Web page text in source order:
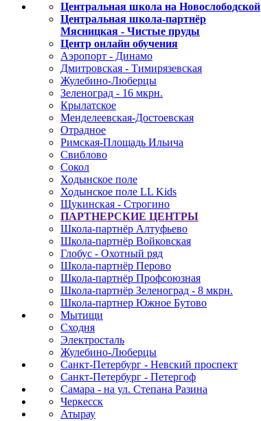
Центральная школа на Новослободской
Центральная школа-партнёр
Мясницкая - Чистые пруды
Центр онлайн обучения
Аэропорт - Динамо
Дмитровская - Тимирязевская
Жулебино-Люберцы
Зеленоград - 16 мкрн.
Крылатское
Менделеевская-Достоевская
Отрадное
Римская-Площадь Ильича
Свиблово
Сокол
Ходынское поле
Ходынское поле LL Kids
Щукинская - Строгино
ПАРТНЕРСКИЕ ЦЕНТРЫ
Школа-партнёр Алтуфьево
Школа-партнёр Войковская
Глобус - Охотный ряд
Школа-партнёр Перово
Школа-партнёр Профсоюзная
Школа-партнёр Зеленоград - 8 мкрн.
Школа-партнер Южное Бутово
Мытищи
Сходня
Электросталь
Жулебино-Люберцы
Санкт-Петербург - Невский проспект
Санкт-Петербург - Петергоф
Самара - на ул. Степана Разина
Черкесск
Атырау